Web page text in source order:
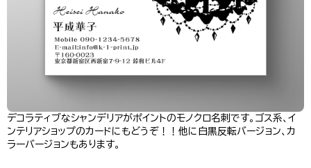
デコラティブなシャンデリアがポイントのモノクロ名刺です。ゴス系、イ
ンテリアショップのカードにもどうぞ！！他に白黒反転バージョン、カ
ラーバージョンもあります。